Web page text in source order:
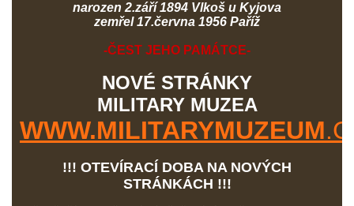
narozen 2.září 1894 Vlkoš u Kyjova
zemřel 17.června 1956 Paříž
-ČEST JEHO PAMÁTCE-
NOVÉ STRÁNKY
MILITARY MUZEA
WWW.MILITARYMUZEUM
!!! OTEVÍRACÍ DOBA NA NOVÝCH
STRÁNKÁCH !!!